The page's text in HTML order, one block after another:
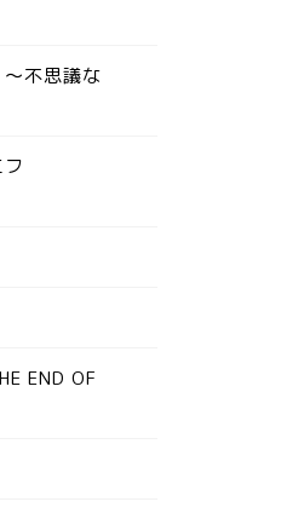
不思議な
END OF